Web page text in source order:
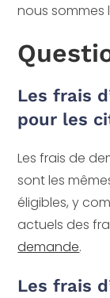
nous
Les frais
pour les
Les frais de
sont les
éligibles, y
actuels des
demande.
Les frais